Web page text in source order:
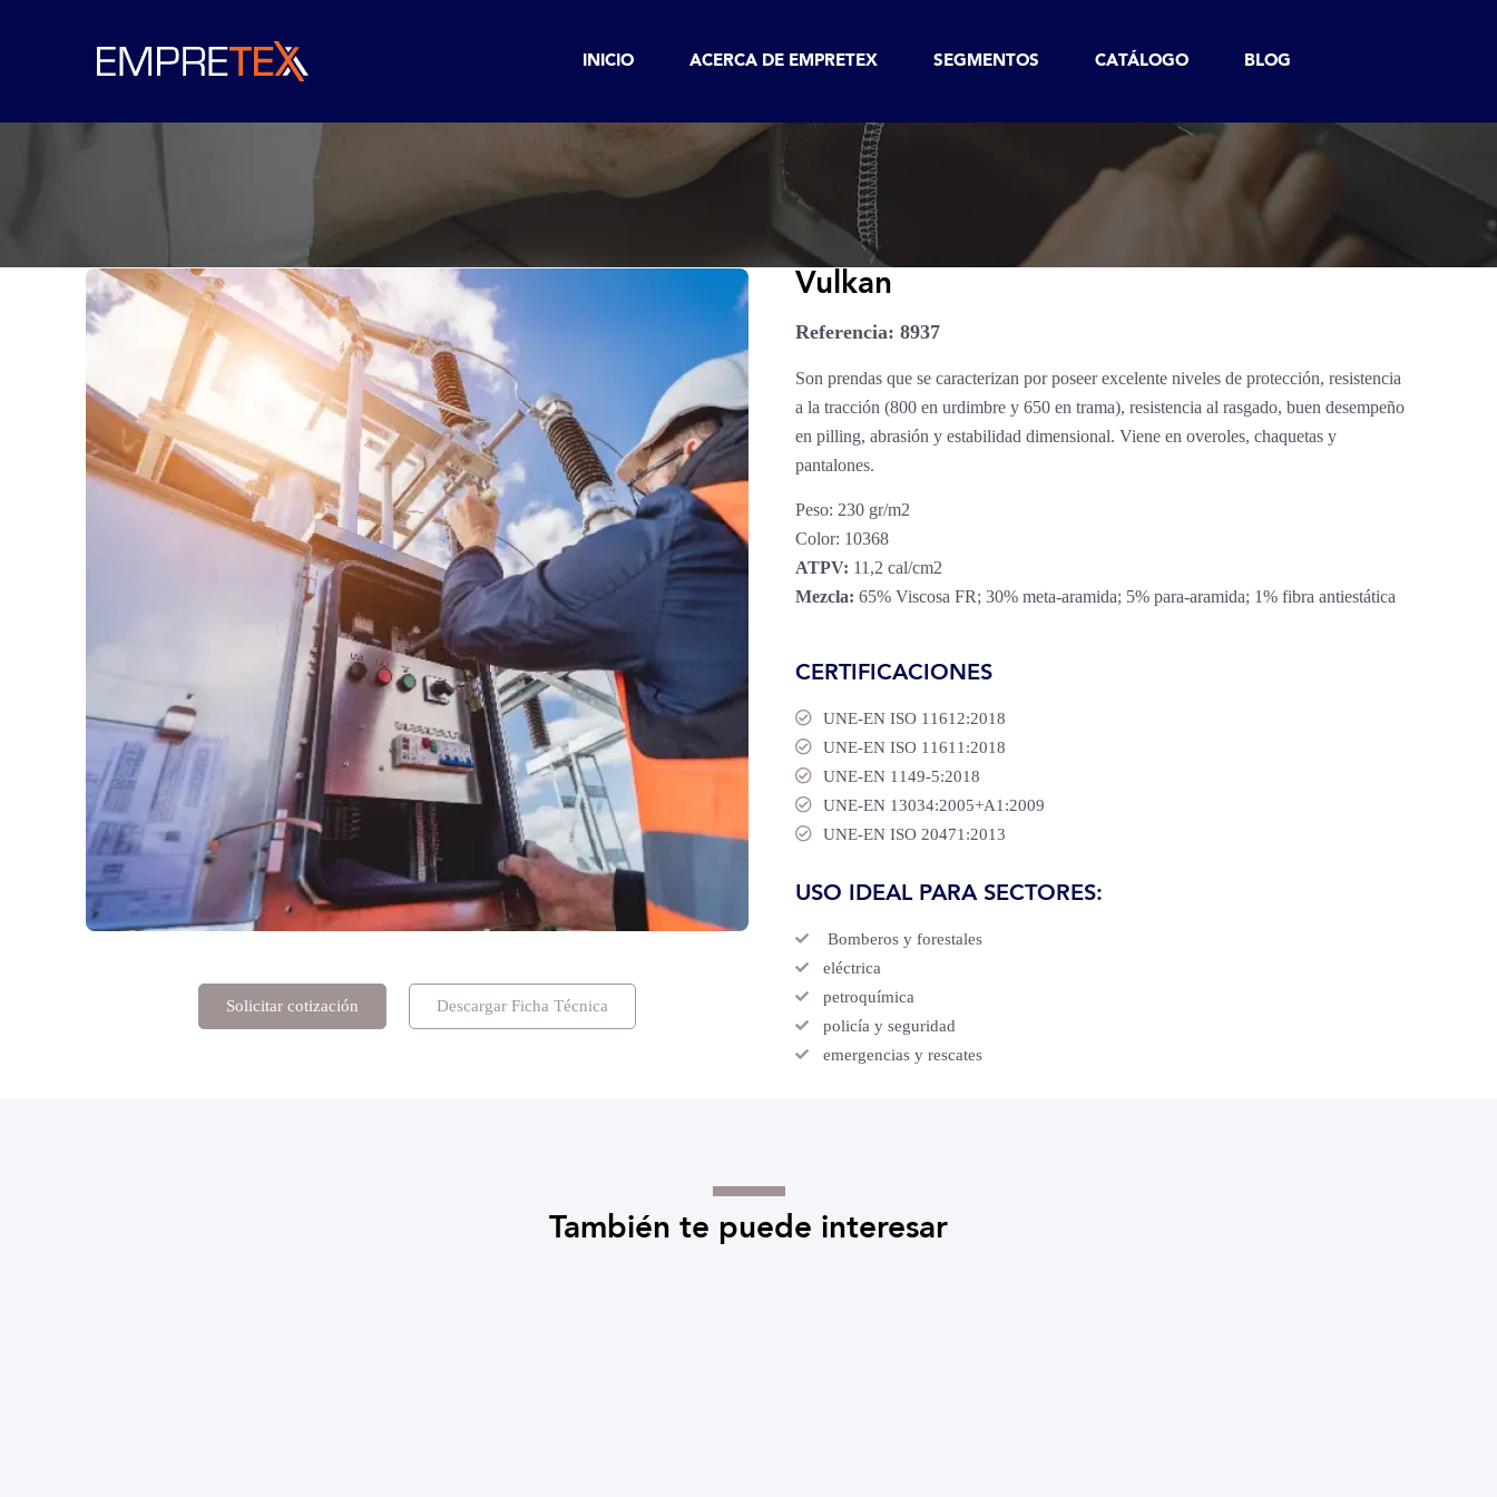
INICIO ACERCA DE EMPRETEX SEGMENTOS CATÁLOGO BLOG
Solicitar cotización Descargar Ficha Técnica
Vulkan
Referencia: 8937
Son prendas que se caracterizan por poseer excelente niveles de protección, resistencia
a la tracción (800 en urdimbre y 650 en trama), resistencia al rasgado, buen desempeño
en pilling, abrasión y estabilidad dimensional. Viene en overoles, chaquetas y
pantalones.
Peso: 230 gr/m2
Color: 10368
ATPV: 11,2 cal/cm2
Mezcla: 65% Viscosa FR; 30% meta-aramida; 5% para-aramida; 1% fibra antiestática
CERTIFICACIONES
UNE-EN ISO 11612:2018
UNE-EN ISO 11611:2018
UNE-EN 1149-5:2018
UNE-EN 13034:2005+A1:2009
UNE-EN ISO 20471:2013
USO IDEAL PARA SECTORES:
Bomberos y forestales
eléctrica
petroquímica
policía y seguridad
emergencias y rescates
También te puede interesar